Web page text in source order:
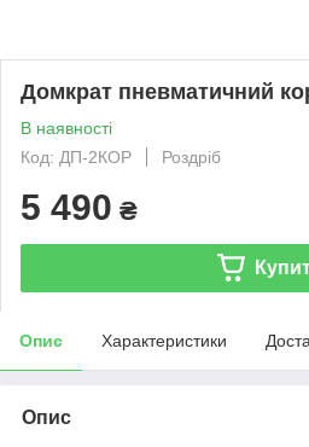
Домкрат пневматичний
В наявності
Код: ДП-2КОР
Роздріб
5 490 ₴
Опис Характеристики
Опис